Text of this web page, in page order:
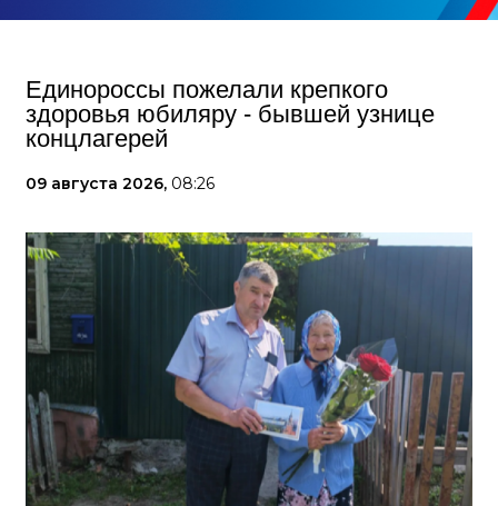
Единороссы пожелали крепкого
здоровья юбиляру - бывшей узнице
концлагерей
09 августа 2026, 08:26